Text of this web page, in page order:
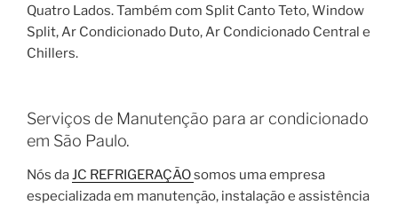
Quatro Lados. Também com Split Canto Teto, Window
Split, Ar Condicionado Duto, Ar Condicionado Central e
Chillers.
Serviços de Manutenção para ar condicionado
em São Paulo.
Nós daJC REFRIGERAÇÃOsomos uma empresa
especializada em manutenção, instalação e assistência